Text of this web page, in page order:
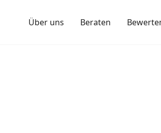
Über uns Beraten